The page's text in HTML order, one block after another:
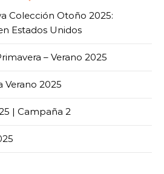
Colección Otoño 2025:
Estados Unidos
– Verano 2025
Verano 2025
| Campaña 2